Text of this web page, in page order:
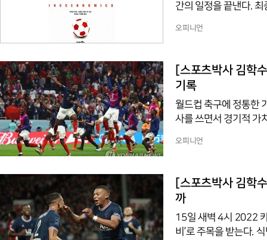
간의 일정을 끝낸다.
는다. 한국 등 16강에
락한 팀들은 900만 달
억 원을 받게 되는 것
(약
오피니언
[스포츠박사 김학수 기자의
기록
월드컵 축구에 정통한
사를 쓰면서 경기적 가
컵 백과사전’이라 불
월드컵, 1938년 프랑
을 기록을 갖고 보면
오피니언
[스포츠박사 김학
까
15일 새벽 4시 2022
비’로 주목을 받는다.